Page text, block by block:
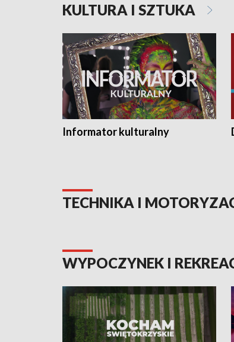
KULTURA I SZTUKA
Informator kulturalny
TECHNIKA I
WYPOCZYNEK I